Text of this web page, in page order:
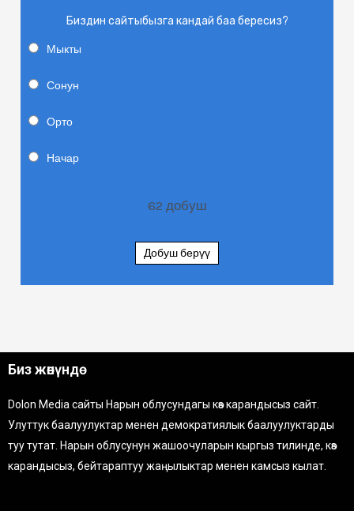
Биздин сайтыбызга кандай баа бересиз?
Мыкты
Сонун
Орто
Начар
62 добуш
Добуш берүү
Биз жөнүндө
Dolon Media сайты Нарын облусундагы көз карандысыз сайт.
Улуттук баалуулуктар менен демократиялык баалуулуктарды
туу тутат. Нарын облусунун жашоочуларын кыргыз тилинде, көз
карандысыз, бейтараптуу жаңылыктар менен камсыз кылат.